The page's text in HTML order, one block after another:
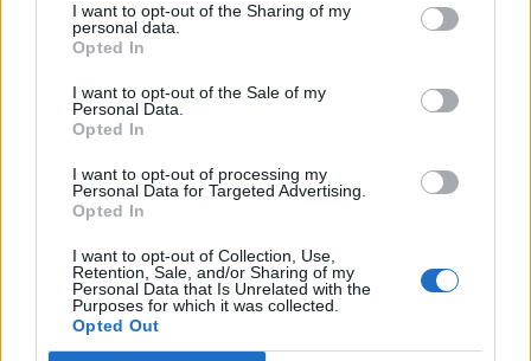
I want to opt-out of the Sharing of my
personal data.
Opted In
I want to opt-out of the Sale of my
Personal Data.
Opted In
I want to opt-out of processing my
Personal Data for Targeted Advertising.
Opted In
I want to opt-out of Collection, Use,
Retention, Sale, and/or Sharing of my
Personal Data that Is Unrelated with the
Purposes for which it was collected.
Opted Out
ανάβαση στον Προφήτη Ηλία Ταϋγέτου (2407
14/07/2026 10:40